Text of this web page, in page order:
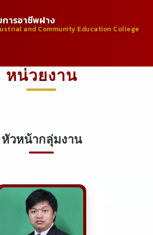
การอาชีพฝาง
and Community Education College
หน่วยงาน
หัวหน้ากลุ่มงาน